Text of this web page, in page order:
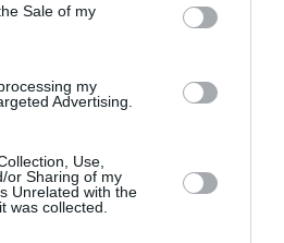
Sale of my
my
Advertising.
Use,
or Sharing of my
Unrelated with the
was collected.